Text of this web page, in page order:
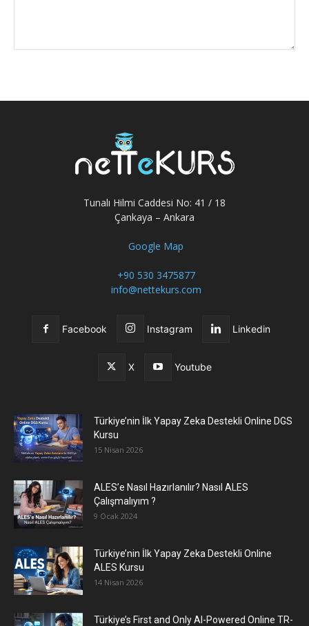
Tunalı Hilmi Caddesi No: 41 / 18
Çankaya – Ankara
Google Map
+90 530 3475877
info@nettekurs.com
Facebook Instagram Linkedin
X Youtube
Türkiye’nin İlk Yapay Zeka Destekli Online DGS
Kursu
15 Nisan 2026
ALES’e Nasıl Hazırlanılır? Nasıl ALES
Çalışmalıyım ?
9 Ocak 2024
Türkiye’nin İlk Yapay Zeka Destekli Online
ALES Kursu
14 Nisan 2026
Türkiye’s First and Only AI-Powered Online TR-